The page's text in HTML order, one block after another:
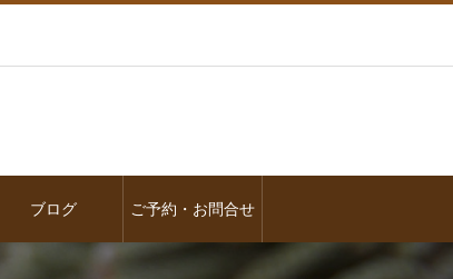
ブログ ご予約・お問合せ